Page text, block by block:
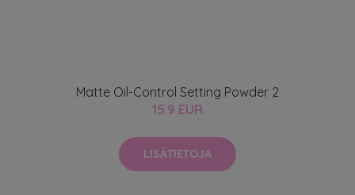
Matte Oil-Control Setting Powder 2
15.9 EUR
LISÄTIETOJA